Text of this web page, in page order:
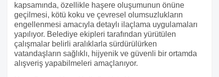
kapsamında, özellikle haşere oluşumunun önüne
geçilmesi, kötü koku ve çevresel olumsuzlukların
engellenmesi amacıyla detaylı ilaçlama uygulamaları
yapılıyor. Belediye ekipleri tarafından yürütülen
çalışmalar belirli aralıklarla sürdürülürken
vatandaşların sağlıklı, hijyenik ve güvenli bir ortamda
alışveriş yapabilmeleri amaçlanıyor.